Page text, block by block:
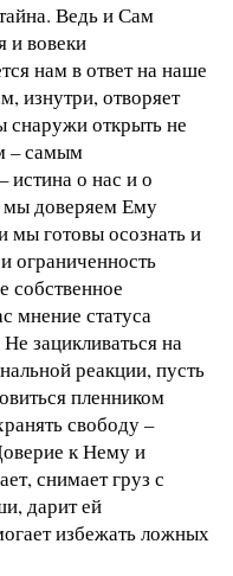
Ведь и Сам
и вовеки
нам в ответ на наше
изнутри, отворяет
открыть не
– самым
о нас и о
мы доверяем Ему
мы готовы осознать и
ограниченность
собственное
мнение статуса
зацикливаться на
реакции, пусть
пленником
свободу –
к Нему и
снимает груз с
дарит ей
избежать ложных